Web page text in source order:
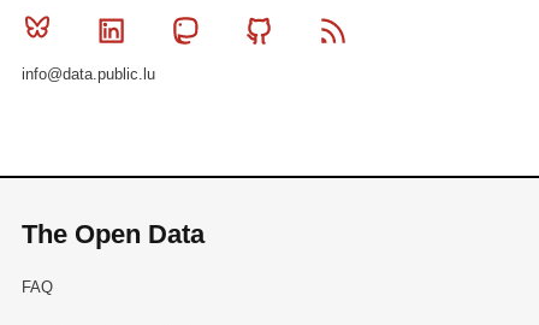
Bluesky Linkedin MastodonGithub
info@data.public.lu
The Open Data
FAQ